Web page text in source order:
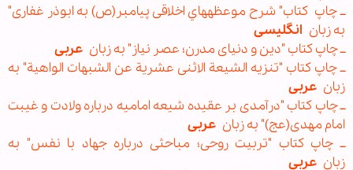
ــ چاپ کتاب" شرح موعظه‎هاي اخلاقی پیامبر(ص) به ابوذر غفاری"
به زبان انگلیسی
ــ چاپ کتاب "دين و دنيای مدرن؛ عصر نياز" به زبان عربی
ــ چاپ کتاب "تنزیه الشيعة الاثنی عشرية عن الشبهات الواهية" به
زبان عربی
ــ چاپ کتاب "درآمدی بر عقیده شیعه امامیه درباره ولادت و غیبت
امام مهدی(عج)" به زبان عربی
ــ چاپ کتاب "تربيت روحی؛ مباحثی درباره جهاد با نفس" به
زبان عربی